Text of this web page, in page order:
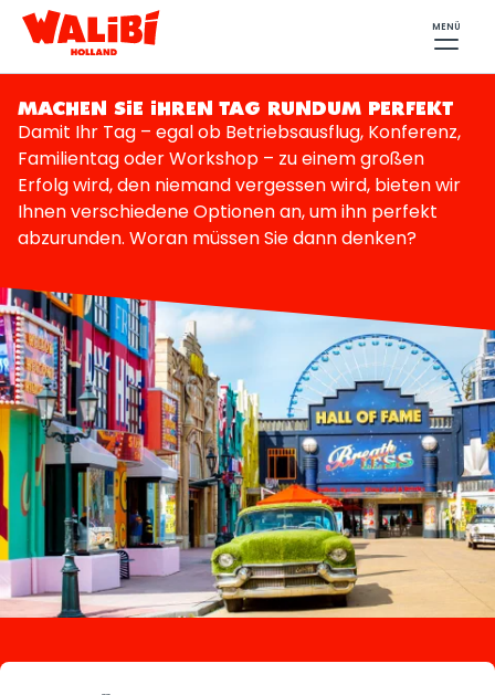
MENÜ
MACHEN SIE IHREN TAG RUNDUM PERFEKT
Damit Ihr Tag – egal ob Betriebsausflug, Konferenz,
Familientag oder Workshop – zu einem großen
Erfolg wird, den niemand vergessen wird, bieten wir
Ihnen verschiedene Optionen an, um ihn perfekt
abzurunden. Woran müssen Sie dann denken?